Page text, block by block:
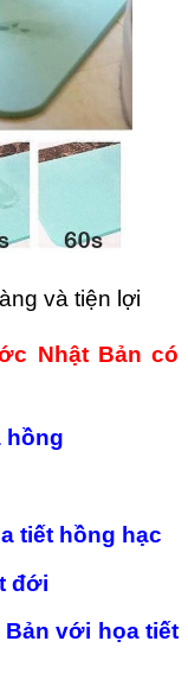
và tiện lợi
Nhật Bản có
hồng
tiết hồng hạc
đới
Bản với họa tiết